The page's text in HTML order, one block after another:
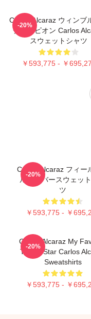
Carlos Alcaraz ウィンブ
チャンピオン Carlos
スウェットシャツ
￥593,775 - ￥
-20%
Carlos Alcaraz フィー
ルオーバースウェッ
ツ
￥593,775 - ￥
-20%
Carlos Alcaraz My
Tennis Star Carlos
Sweatshirts
￥593,775 - ￥
-20%